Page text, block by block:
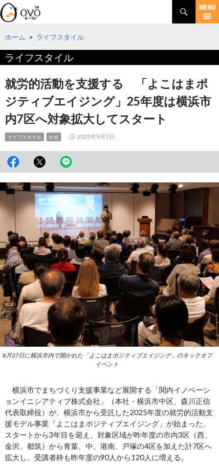
検
索
コ
テ
ツ
へ
移
動
ホーム > ライフスタイル
ライフスタイル
就労的活動を支援する 「よこはまポ
ジティブエイジング」25年度は横浜市
内7区へ対象拡大してスタート
ライフスタイル 社会 2025年9月3日
8月27日に横浜市内で開かれた「よこはまポジティブエイジング」のキックオフ
イベント
横浜市でまちづくり支援事業など展開する「関内イノベーシ
ョンイニシアティブ株式会社」（本社・横浜市中区、森川正信
代表取締役）が、横浜市から受託した2025年度の就労的活動支
援モデル事業「よこはまポジティブエイジング」が始まった。
スタートから3年目を迎え、対象区域が昨年度の市内3区（西、
金沢、都筑）から青葉、中、港南、戸塚の4区を加えた計7区へ
拡大し、受講者枠も昨年度の90人から120人に増える。